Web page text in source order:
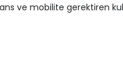
ve mobilite gerektiren